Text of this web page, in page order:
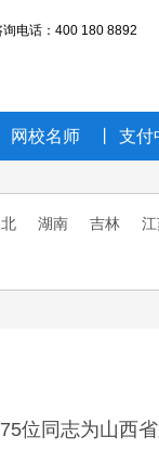
询电话 ：400 180 8892
网校名师 支付
湖南 吉林
位同志为山西